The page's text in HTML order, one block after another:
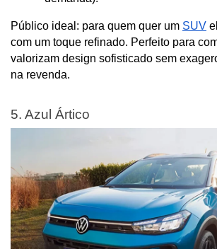
Público ideal: para quem quer um SUV
com um toque refinado. Perfeito para
valorizam design sofisticado sem
na revenda.
5. Azul Ártico